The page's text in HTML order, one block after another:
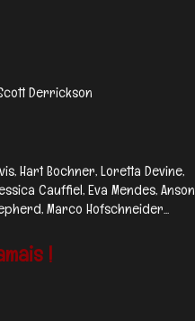
Derrickson
Hart Bochner, Loretta Devine,
Cauffiel, Eva Mendes, Anson
Marco Hofschneider...
!